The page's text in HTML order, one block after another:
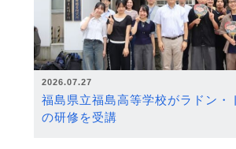
2026.07.27
福島県立福島高等学校がラドン・
の研修を受講